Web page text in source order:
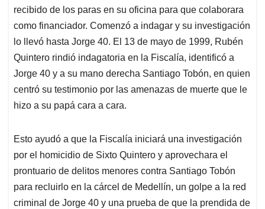
recibido de los paras en su oficina para que colaborara
como financiador. Comenzó a indagar y su investigación
lo llevó hasta Jorge 40. El 13 de mayo de 1999, Rubén
Quintero rindió indagatoria en la Fiscalía, identificó a
Jorge 40 y a su mano derecha Santiago Tobón, en quien
centró su testimonio por las amenazas de muerte que le
hizo a su papá cara a cara.
Esto ayudó a que la Fiscalía iniciará una investigación
por el homicidio de Sixto Quintero y aprovechara el
prontuario de delitos menores contra Santiago Tobón
para recluirlo en la cárcel de Medellín, un golpe a la red
criminal de Jorge 40 y una prueba de que la prendida de